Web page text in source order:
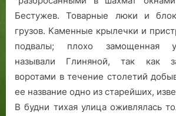
Бестужев. Товарные люки и
грузов. Каменные крылечки и
подвалы; плохо замощенная
называли Глиняной, так как
воротами в течение столетий
ее название одно из старейших,
В будни тихая улица оживлялась